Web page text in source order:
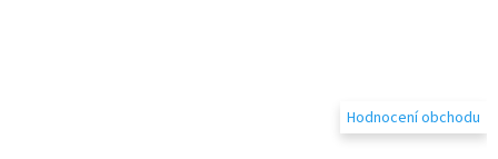
Hodnocení obchodu